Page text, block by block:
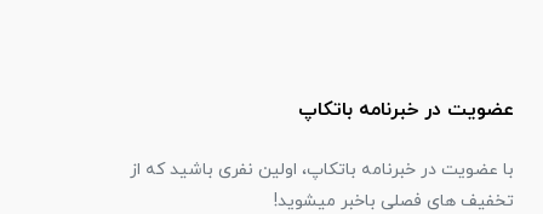
عضویت در خبرنامه باتکاپ
با عضویت در خبرنامه باتکاپ، اولین نفری باشید که از
تخفیف های فصلی باخبر میشوید!